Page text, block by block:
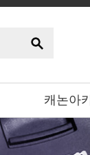
캐논아